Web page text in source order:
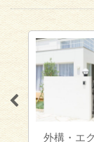
外構・エ